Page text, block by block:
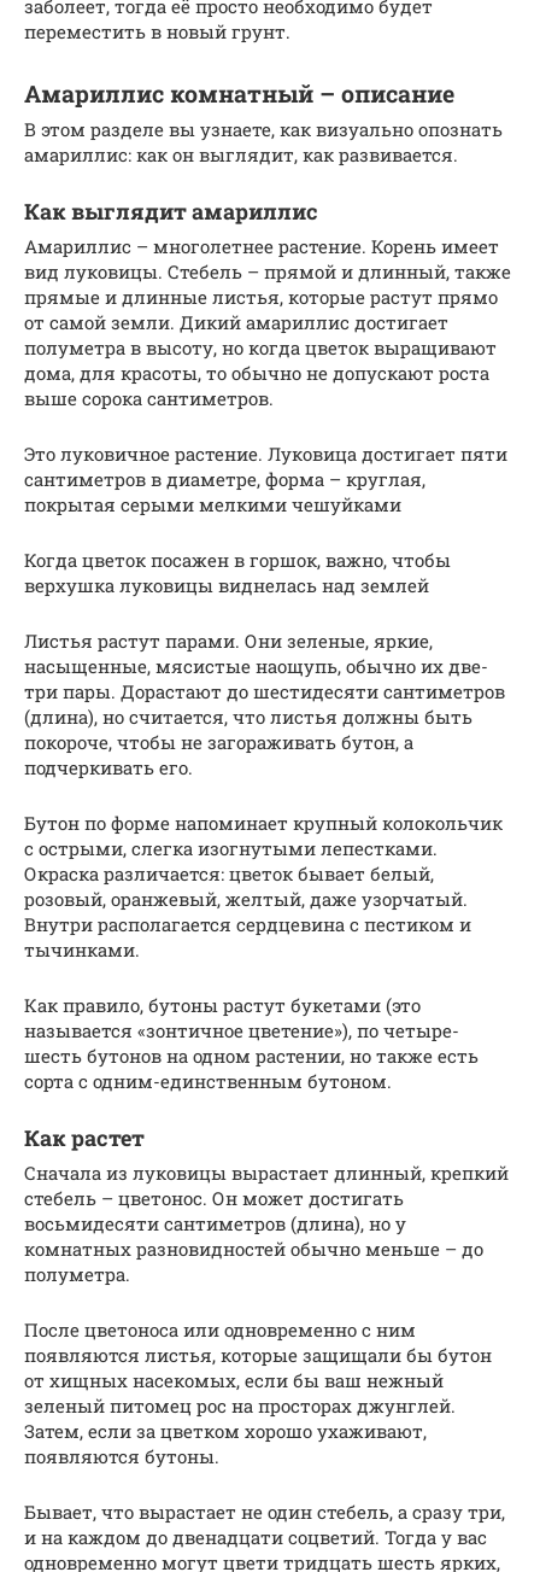
заболеет, тогда её просто необходимо будет
переместить в новый грунт.
Амариллис комнатный – описание
В этом разделе вы узнаете, как визуально опознать
амариллис: как он выглядит, как развивается.
Как выглядит амариллис
Амариллис – многолетнее растение. Корень имеет
вид луковицы. Стебель – прямой и длинный, также
прямые и длинные листья, которые растут прямо
от самой земли. Дикий амариллис достигает
полуметра в высоту, но когда цветок выращивают
дома, для красоты, то обычно не допускают роста
выше сорока сантиметров.
Это луковичное растение. Луковица достигает пяти
сантиметров в диаметре, форма – круглая,
покрытая серыми мелкими чешуйками
Когда цветок посажен в горшок, важно, чтобы
верхушка луковицы виднелась над землей
Листья растут парами. Они зеленые, яркие,
насыщенные, мясистые наощупь, обычно их две-
три пары. Дорастают до шестидесяти сантиметров
(длина), но считается, что листья должны быть
покороче, чтобы не загораживать бутон, а
подчеркивать его.
Бутон по форме напоминает крупный колокольчик
с острыми, слегка изогнутыми лепестками.
Окраска различается: цветок бывает белый,
розовый, оранжевый, желтый, даже узорчатый.
Внутри располагается сердцевина с пестиком и
тычинками.
Как правило, бутоны растут букетами (это
называется «зонтичное цветение»), по четыре-
шесть бутонов на одном растении, но также есть
сорта с одним-единственным бутоном.
Как растет
Сначала из луковицы вырастает длинный, крепкий
стебель – цветонос. Он может достигать
восьмидесяти сантиметров (длина), но у
комнатных разновидностей обычно меньше – до
полуметра.
После цветоноса или одновременно с ним
появляются листья, которые защищали бы бутон
от хищных насекомых, если бы ваш нежный
зеленый питомец рос на просторах джунглей.
Затем, если за цветком хорошо ухаживают,
появляются бутоны.
Бывает, что вырастает не один стебель, а сразу три,
и на каждом до двенадцати соцветий. Тогда у вас
одновременно могут цвети тридцать шесть ярких,